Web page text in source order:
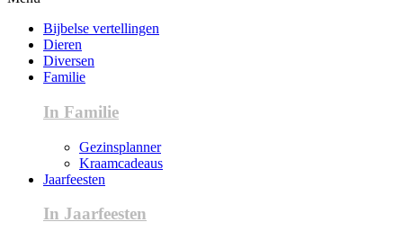
Bijbelse vertellingen
Dieren
Diversen
Familie
In Familie
Gezinsplanner
Kraamcadeaus
Jaarfeesten
In Jaarfeesten